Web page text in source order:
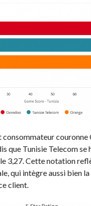
consommateur
que Tunisie Telecom se
3,27. Cette notation
qui intègre aussi bien
client.